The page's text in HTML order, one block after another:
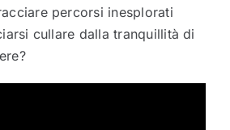
percorsi inesplorati
cullare dalla tranquillità di